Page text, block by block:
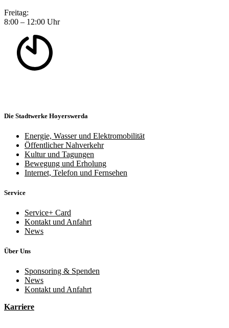
Freitag:
8:00 – 12:00 Uhr
Die Stadtwerke Hoyerswerda
Energie, Wasser und Elektromobilität
Öffentlicher Nahverkehr
Kultur und Tagungen
Bewegung und Erholung
Internet, Telefon und Fernsehen
Service
Service+ Card
Kontakt und Anfahrt
News
Über Uns
Sponsoring & Spenden
News
Kontakt und Anfahrt
Karriere